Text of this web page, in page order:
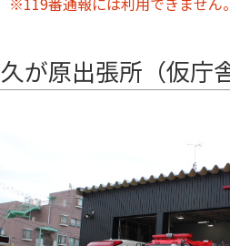
久が原出張所（仮庁